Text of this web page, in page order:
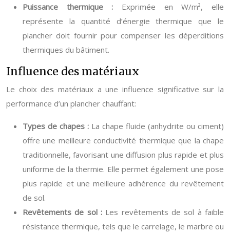
Puissance thermique : Exprimée en W/m², elle
représente la quantité d’énergie thermique que le
plancher doit fournir pour compenser les déperditions
thermiques du bâtiment.
Influence des matériaux
Le choix des matériaux a une influence significative sur la
performance d’un plancher chauffant:
Types de chapes : La chape fluide (anhydrite ou ciment)
offre une meilleure conductivité thermique que la chape
traditionnelle, favorisant une diffusion plus rapide et plus
uniforme de la thermie. Elle permet également une pose
plus rapide et une meilleure adhérence du revêtement
de sol.
Revêtements de sol : Les revêtements de sol à faible
résistance thermique, tels que le carrelage, le marbre ou